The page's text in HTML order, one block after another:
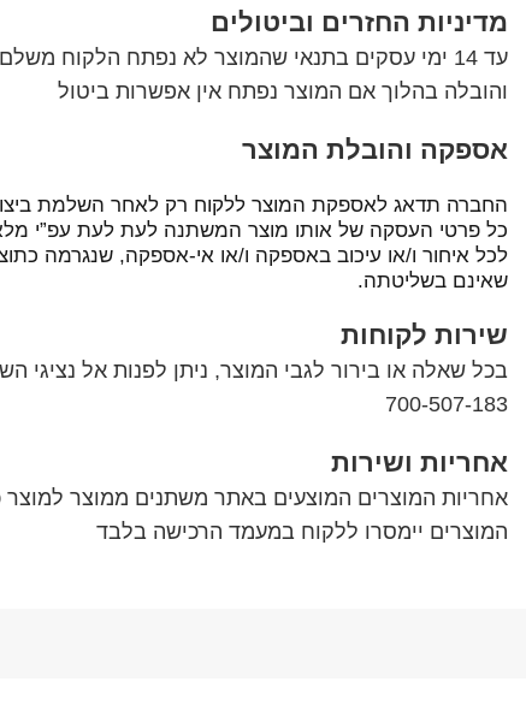
מדיניות החזרים וביטולים
עד 14 ימי עסקים בתנאי שהמוצר לא נפתח הלקוח
והובלה בהלוך אם המוצר נפתח אין אפשרות ביטול
אספקה והובלת המוצר
החברה תדאג לאספקת המוצר ללקוח רק לאחר השלמת
כל פרטי העסקה של אותו מוצר המשתנה לעת לעת עפ”י
לכל איחור ו/או עיכוב באספקה ו/או אי-אספקה, שנגרמה
שאינם בשליטתה.
שירות לקוחות
700-507-183
אחריות ושירות
אחריות המוצרים המוצעים באתר משתנים ממוצר למוצר
המוצרים יימסרו ללקוח במעמד הרכישה בלבד